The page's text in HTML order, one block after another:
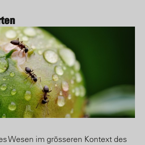
Wesen im grösseren Kontext des